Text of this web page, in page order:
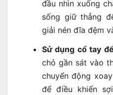
đầu nhìn xuống
sống giữ thẳng
giải nén đĩa đệm
Sử dụng cổ tay
chỏ gần sát vào
chuyển động
để điều khiển